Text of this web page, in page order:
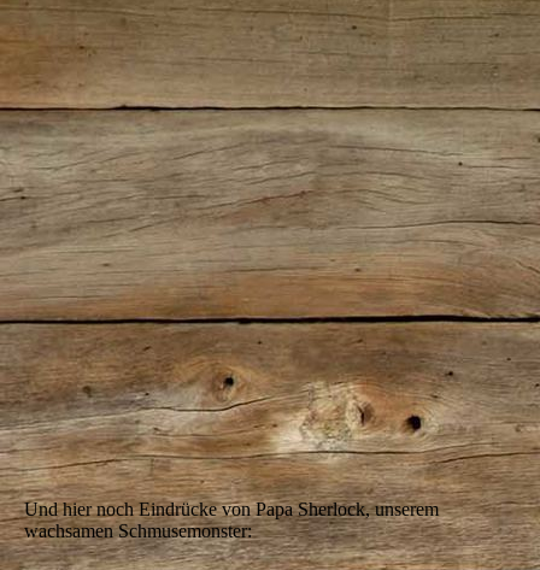
IMG_00231
Und hier noch Eindrücke von Papa Sherlock, unserem
wachsamen Schmusemonster: